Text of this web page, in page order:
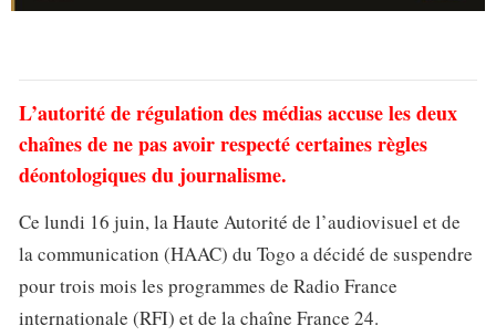
L’autorité de régulation des médias accuse les deux
chaînes de ne pas avoir respecté certaines règles
déontologiques du journalisme.
Ce lundi 16 juin, la Haute Autorité de l’audiovisuel et de
la communication (HAAC) du Togo a décidé de suspendre
pour trois mois les programmes de Radio France
internationale (RFI) et de la chaîne France 24.